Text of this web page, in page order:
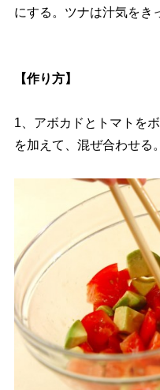
にする。ツナは汁気をき
【作り方】
1、アボカドとトマトを
を加えて、混ぜ合わせる。